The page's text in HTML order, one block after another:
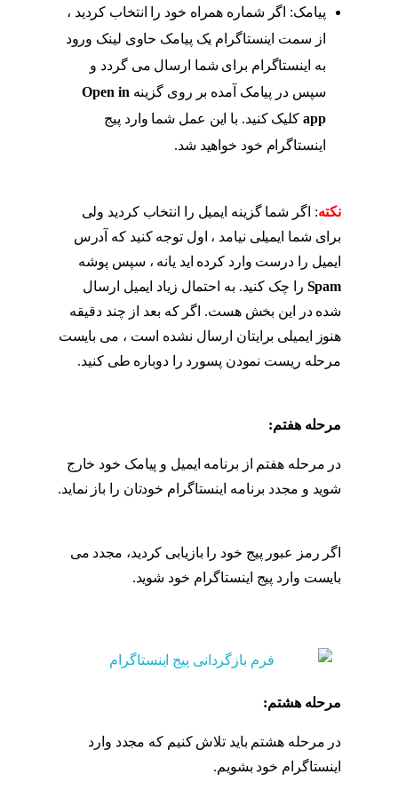
پیامک: اگر شماره همراه خود را انتخاب کردید ،
از سمت اینستاگرام یک پیامک حاوی لینک ورود
به اینستاگرام برای شما ارسال می گردد و
سپس در پیامک آمده بر روی گزینه Open in
app کلیک کنید. با این عمل شما وارد پیج
اینستاگرام خود خواهید شد.
نکته: اگر شما گزینه ایمیل را انتخاب کردید ولی
برای شما ایمیلی نیامد ، اول توجه کنید که آدرس
ایمیل را درست وارد کرده اید یانه ، سپس پوشه
Spam را چک کنید. به احتمال زیاد ایمیل ارسال
شده در این بخش هست. اگر که بعد از چند دقیقه
هنوز ایمیلی برایتان ارسال نشده است ، می بایست
مرحله ریست نمودن پسورد را دوباره طی کنید.
مرحله هفتم:
در مرحله هفتم از برنامه ایمیل و پیامک خود خارج
شوید و مجدد برنامه اینستاگرام خودتان را باز نماید.
اگر رمز عبور پیج خود را بازیابی کردید، مجدد می
بایست وارد پیج اینستاگرام خود شوید.
مرحله هشتم:
در مرحله هشتم باید تلاش کنیم که مجدد وارد
اینستاگرام خود بشویم.